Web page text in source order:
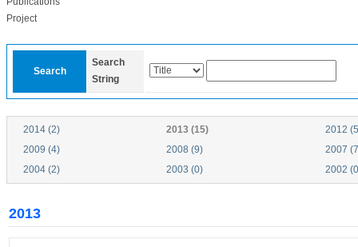
Project
Search
Search
String
2014 (2) 2013 (15)
2012
2009 (4)
2008 (9)
2007
2004 (2)
2003 (0) 2002
2013